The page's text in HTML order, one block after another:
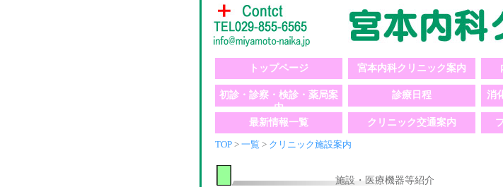
トップページ 宮本内科クリニック案内
初診・診察・検診・薬局案
内
診療日程 消
最新情報一覧 クリニック交通案内
TOP > 一覧 > クリニック施設案内
施設・医療機器等紹介